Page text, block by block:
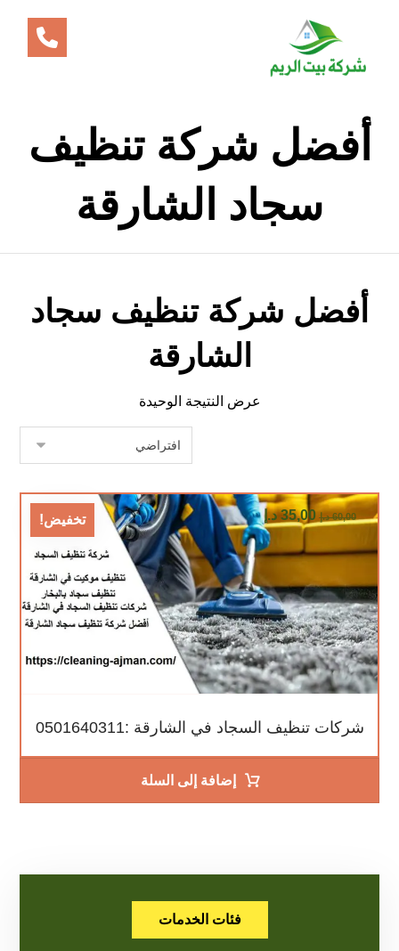
أفضل شركة تنظيف
سجاد الشارقة
أفضل شركة تنظيف سجاد
الشارقة
عرض النتيجة الوحيدة
تخفيض!
شركات تنظيف السجاد في الشارقة :0501640311
60,00 د.إ 35,00 د.إ
إضافة إلى السلة
فئات الخدمات